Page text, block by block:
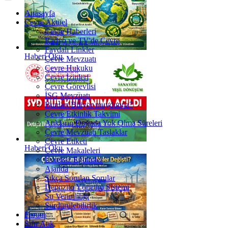
Haberi Oku
Haberi Oku
Anasayfa
Çevre Aktüel
Çevre Haberleri
Radyo ve TV'de Çevre
Faydalı Linkler
Çevre Mevzuatı
Çevre Hukuku
Çevre İzinleri
Çevre Görevlisi
İSG Mevzuatı
Bunları Biliyor muydunuz?
Çevre Etkinlik Takvimi
Atıkların Doğada Yok Olma Süreleri
Çevre Mevzuatı Taslaklar
Çevre Etiketi
Çevre Makaleleri
Ücretsiz Eğitimler
Ajanda
Sıkça Sorulan Sorular
Depozito Yönetim Sistemi
Su Verimliliği
Sürdürülebilirlik
Forum
Sıfır Atık